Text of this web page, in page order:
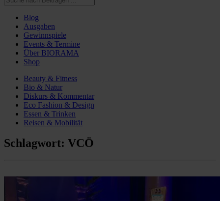
Blog
Ausgaben
Gewinnspiele
Events & Termine
Über BIORAMA
Shop
Beauty & Fitness
Bio & Natur
Diskurs & Kommentar
Eco Fashion & Design
Essen & Trinken
Reisen & Mobilität
Schlagwort: VCÖ